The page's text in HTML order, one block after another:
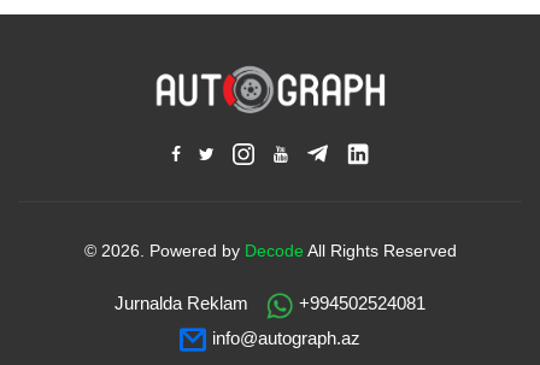
© 2026. Powered by Decode All Rights Reserved
Jurnalda Reklam
+994502524081
info@autograph.az